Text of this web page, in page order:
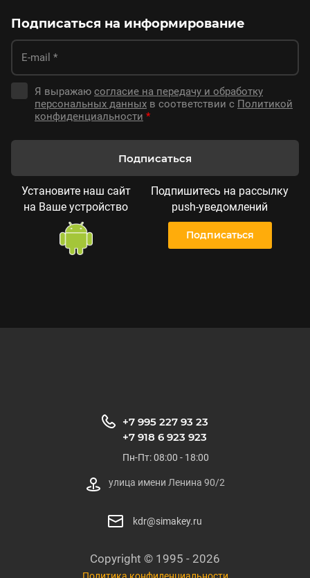
Подписаться на информирование
Я выражаю согласие на передачу и обработку
персональных данных в соответствии с Политикой
конфиденциальности *
Подписаться
Установите наш сайт
на Ваше устройство
Подпишитесь на рассылку
push-уведомлений
Подписаться
Copyright © 1995 - 2026
+7 995 227 93 23
+7 918 6 923 923
Пн-Пт: 08:00 - 18:00
улица имени Ленина 90/2
kdr@simakey.ru